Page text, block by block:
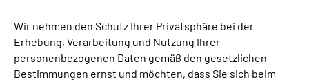
Wir nehmen den Schutz Ihrer Privatsphäre bei der
Erhebung, Verarbeitung und Nutzung Ihrer
personenbezogenen Daten gemäß den gesetzlichen
Bestimmungen ernst und möchten, dass Sie sich beim